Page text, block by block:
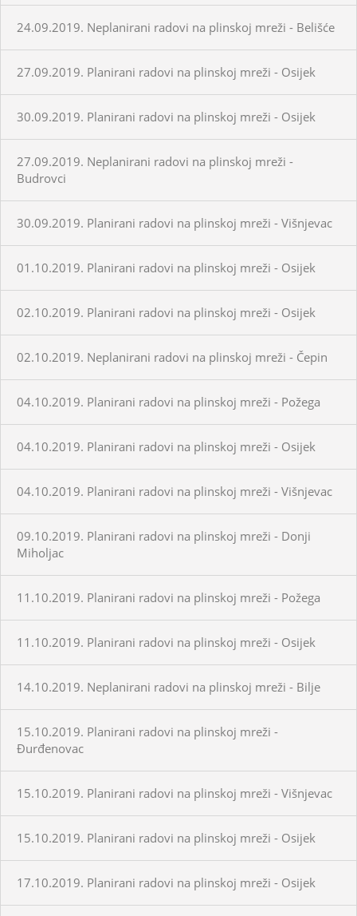
24.09.2019. Neplanirani radovi na plinskoj mreži - Belišće
27.09.2019. Planirani radovi na plinskoj mreži - Osijek
30.09.2019. Planirani radovi na plinskoj mreži - Osijek
27.09.2019. Neplanirani radovi na plinskoj mreži -
Budrovci
30.09.2019. Planirani radovi na plinskoj mreži - Višnjevac
01.10.2019. Planirani radovi na plinskoj mreži - Osijek
02.10.2019. Planirani radovi na plinskoj mreži - Osijek
02.10.2019. Neplanirani radovi na plinskoj mreži - Čepin
04.10.2019. Planirani radovi na plinskoj mreži - Požega
04.10.2019. Planirani radovi na plinskoj mreži - Osijek
04.10.2019. Planirani radovi na plinskoj mreži - Višnjevac
09.10.2019. Planirani radovi na plinskoj mreži - Donji
Miholjac
11.10.2019. Planirani radovi na plinskoj mreži - Požega
11.10.2019. Planirani radovi na plinskoj mreži - Osijek
14.10.2019. Neplanirani radovi na plinskoj mreži - Bilje
15.10.2019. Planirani radovi na plinskoj mreži -
Đurđenovac
15.10.2019. Planirani radovi na plinskoj mreži - Višnjevac
15.10.2019. Planirani radovi na plinskoj mreži - Osijek
17.10.2019. Planirani radovi na plinskoj mreži - Osijek